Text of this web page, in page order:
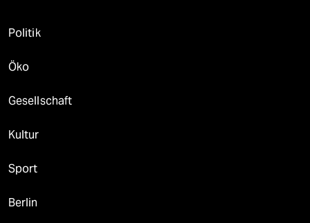
Politik
Öko
Gesellschaft
Kultur
Sport
Berlin